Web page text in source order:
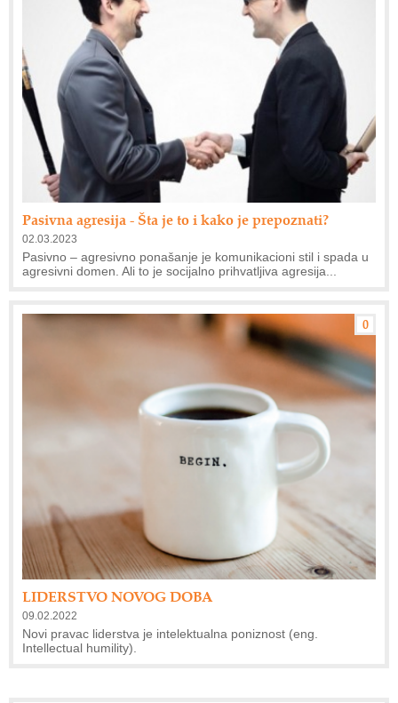
Pasivna agresija - Šta je to i kako je prepoznati?
02.03.2023
Pasivno – agresivno ponašanje je komunikacioni stil i spada u
agresivni domen. Ali to je socijalno prihvatljiva agresija...
0
LIDERSTVO NOVOG DOBA
09.02.2022
Novi pravac liderstva je intelektualna poniznost (eng.
Intellectual humility).